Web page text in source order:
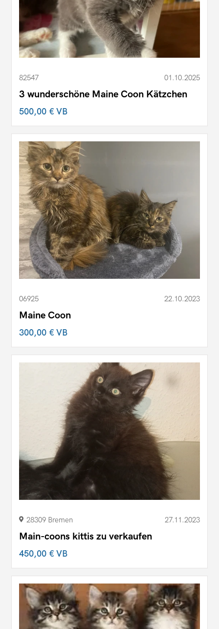
82547 01.10.2025
3 wunderschöne Maine Coon Kätzchen
500,00 €VB
06925 22.10.2023
Maine Coon
300,00 €VB
28309 Bremen 27.11.2023
Main-coons kittis zu verkaufen
450,00 €VB